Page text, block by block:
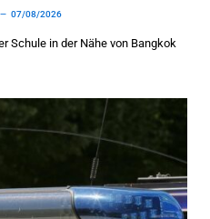
07/08/2026
Schule in der Nähe von Bangkok